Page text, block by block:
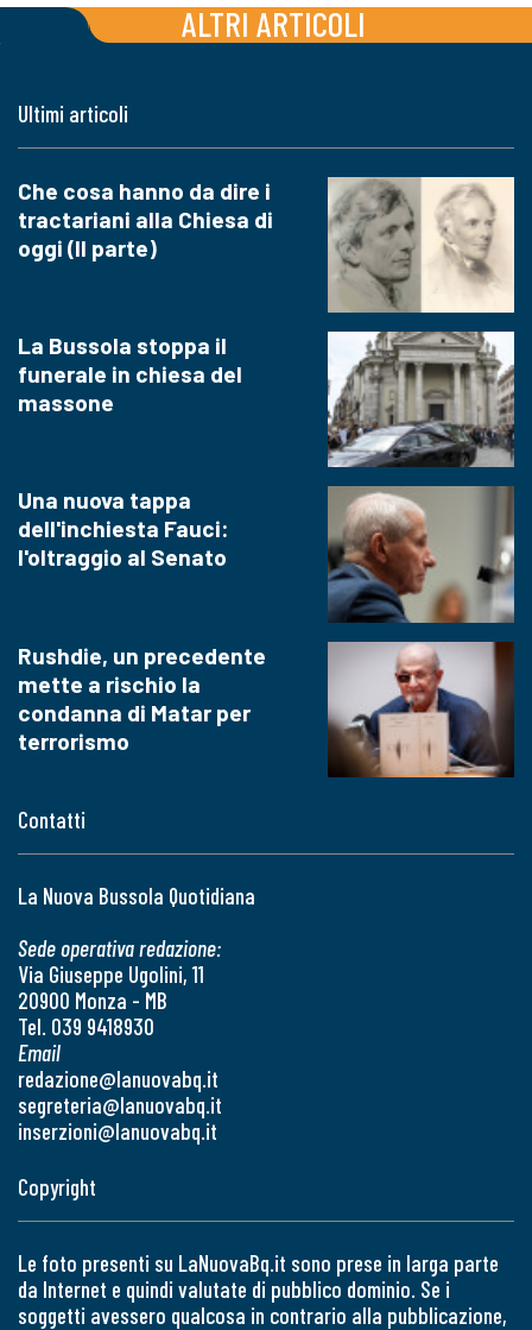
ALTRI ARTICOLI
Contatti
La Nuova Bussola Quotidiana
Sede operativa redazione:
Via Giuseppe Ugolini, 11
20900 Monza - MB
Tel. 039 9418930
Email
redazione@lanuovabq.it
segreteria@lanuovabq.it
inserzioni@lanuovabq.it
Ultimi articoli
Che cosa hanno da dire i
tractariani alla Chiesa di
oggi (II parte)
La Bussola stoppa il
funerale in chiesa del
massone
Una nuova tappa
dell'inchiesta Fauci:
l'oltraggio al Senato
Rushdie, un precedente
mette a rischio la
condanna di Matar per
terrorismo
Copyright
Le foto presenti su LaNuovaBq.it sono prese in larga parte
da Internet e quindi valutate di pubblico dominio. Se i
soggetti avessero qualcosa in contrario alla pubblicazione,